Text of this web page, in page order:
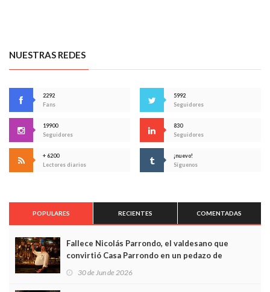
NUESTRAS REDES
2292
Fans
5992
Seguidores
19900
Seguidores
830
Seguidores
+ 6200
Lectores diarios
¡nuevo!
Síguenos
POPULARES RECIENTES COMENTADAS
Fallece Nicolás Parrondo, el valdesano que
convirtió Casa Parrondo en un pedazo de
Asturias en Madrid
30 de Jun de 2026